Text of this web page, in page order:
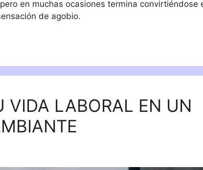
en muchas ocasiones termina convirtiéndose
de agobio.
VIDA LABORAL EN UN